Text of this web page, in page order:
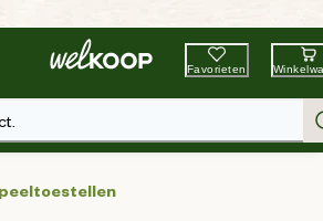
WinkelketenTuin & Dier
Favorieten